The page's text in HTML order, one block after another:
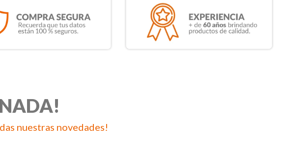
nuestras novedades!